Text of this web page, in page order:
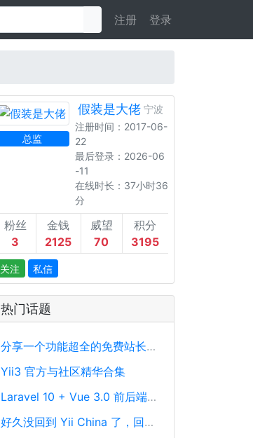
注册 登录
总监
假装是大佬 宁波
注册时间：2017-06-
22
最后登录：2026-06
-11
在线时长：37小时36
分
粉丝
3
金钱
2125
威望
70
积分
3195
关注 私信
热门话题
分享一个功能超全的免费站长工具平台
Yii3 官方与社区精华合集
Laravel 10 + Vue 3.0 前后端分离框架通用后台源码
好久没回到 Yii China 了，回来冒个泡泡！